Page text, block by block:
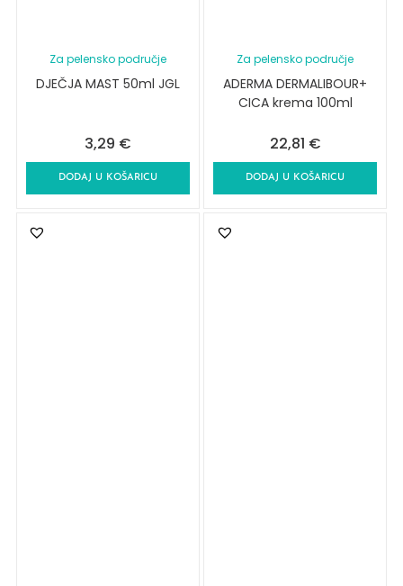
Za pelensko područje
DJEČJA MAST 50ml JGL
3,29 €
DODAJ U KOŠARICU
Za pelensko područje
ADERMA DERMALIBOUR+
CICA krema 100ml
22,81 €
DODAJ U KOŠARICU